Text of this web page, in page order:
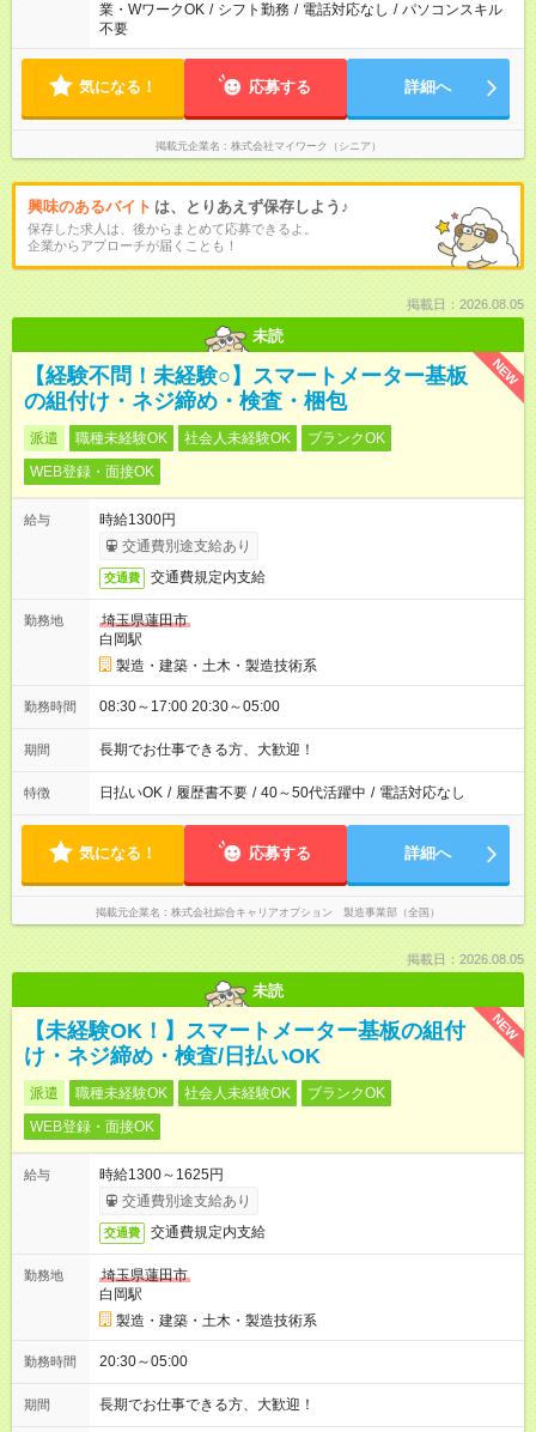
業・WワークOK / シフト勤務 / 電話対応なし / パソコンスキル
不要
気になる！ 応募する 詳細へ
掲載元企業名 株式会社マイワーク（シニア）
興味のあるバイト は、とりあえず保存しよう♪
保存した求人は、後からまとめて応募できるよ。
企業からアプローチが届くことも！
掲載日：2026.08.05
未読
NEW
【経験不問！未経験○】スマートメーター基板
の組付け・ネジ締め・検査・梱包
派遣 職種未経験OK 社会人未経験OK
ブランクOK
WEB登録・面接OK
給与
時給1300円
交通費別途支給あり
交通費 交通費規定内支給
勤務地
埼玉県蓮田市
白岡駅
製造・建築・土木・製造技術系
勤務時間 08:30～17:00 20:30～05:00
期間 長期でお仕事できる方、大歓迎！
特徴 日払いOK / 履歴書不要 / 40～50代活躍中 / 電話対応なし
気になる！ 応募する 詳細へ
掲載元企業名 株式会社綜合キャリアオプション 製造事業部（全国）
掲載日：2026.08.05
未読
NEW
【未経験OK！】スマートメーター基板の組付
け・ネジ締め・検査/日払いOK
派遣 職種未経験OK 社会人未経験OK
ブランクOK
WEB登録・面接OK
給与
時給1300～1625円
交通費別途支給あり
交通費 交通費規定内支給
勤務地
埼玉県蓮田市
白岡駅
製造・建築・土木・製造技術系
勤務時間 20:30～05:00
期間 長期でお仕事できる方、大歓迎！